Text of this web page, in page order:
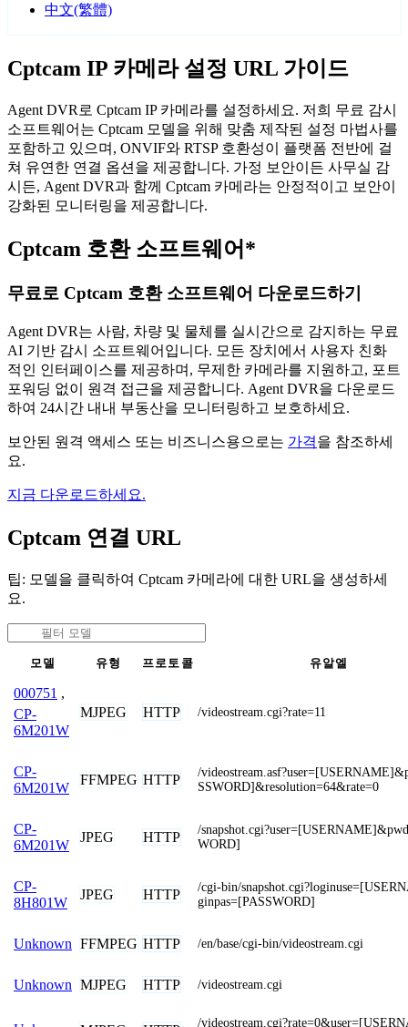
中文(繁體)
Cptcam IP 카메라 설정 URL 가이드
Agent DVR로 Cptcam IP 카메라를 설정하세요. 저희 무료 감시
소프트웨어는 Cptcam 모델을 위해 맞춤 제작된 설정 마법사를
포함하고 있으며, ONVIF와 RTSP 호환성이 플랫폼 전반에 걸
쳐 유연한 연결 옵션을 제공합니다. 가정 보안이든 사무실 감
시든, Agent DVR과 함께 Cptcam 카메라는 안정적이고 보안이
강화된 모니터링을 제공합니다.
Cptcam 호환 소프트웨어*
무료로 Cptcam 호환 소프트웨어 다운로드하기
Agent DVR는 사람, 차량 및 물체를 실시간으로 감지하는 무료
AI 기반 감시 소프트웨어입니다. 모든 장치에서 사용자 친화
적인 인터페이스를 제공하며, 무제한 카메라를 지원하고, 포트
포워딩 없이 원격 접근을 제공합니다. Agent DVR을 다운로드
하여 24시간 내내 부동산을 모니터링하고 보호하세요.
보안된 원격 액세스 또는 비즈니스용으로는 가격을 참조하세
요.
지금 다운로드하세요.
Cptcam 연결 URL
팁: 모델을 클릭하여 Cptcam 카메라에 대한 URL을 생성하세
요.
모델 유형 프로토콜 유알엘
000751 ,
CP-
6M201W
MJPEG HTTP /videostream.cgi?rate=11
CP-
6M201W
FFMPEG HTTP
/
SSWORD]&resolution=64&rate=0
CP-
6M201W
JPEG HTTP
/
WORD]
CP-
8H801W
JPEG HTTP
/cgi-bin/
ginpas=[PASSWORD]
Unknown FFMPEG HTTP /en/base/cgi-bin/videostream.cgi
Unknown MJPEG HTTP /videostream.cgi
/